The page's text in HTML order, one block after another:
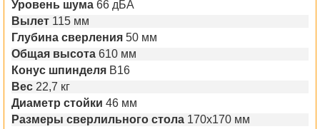
Уровень шума 66 дБА
Вылет 115 мм
Глубина сверления 50 мм
Общая высота 610 мм
Конус шпинделя B16
Вес 22,7 кг
Диаметр стойки 46 мм
Размеры сверлильного стола 170х170 мм